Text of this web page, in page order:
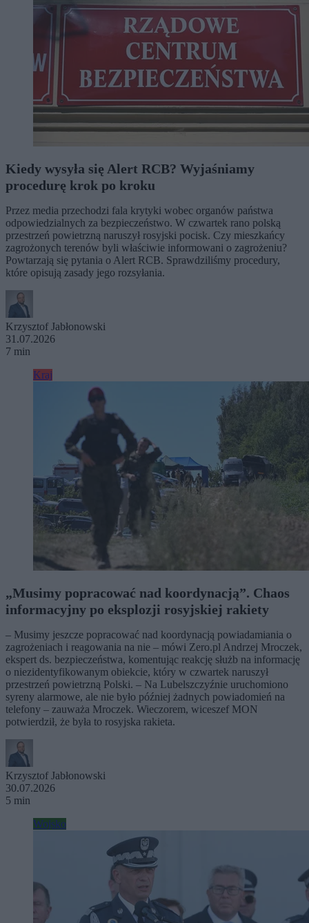
Kiedy wysyła się Alert RCB? Wyjaśniamy
procedurę krok po kroku
Przez media przechodzi fala krytyki wobec organów państwa
odpowiedzialnych za bezpieczeństwo. W czwartek rano polską
przestrzeń powietrzną naruszył rosyjski pocisk. Czy mieszkańcy
zagrożonych terenów byli właściwie informowani o zagrożeniu?
Powtarzają się pytania o Alert RCB. Sprawdziliśmy procedury,
które opisują zasady jego rozsyłania.
Krzysztof Jabłonowski
31.07.2026
7 min
Kraj
„Musimy popracować nad koordynacją”. Chaos
informacyjny po eksplozji rosyjskiej rakiety
– Musimy jeszcze popracować nad koordynacją powiadamiania o
zagrożeniach i reagowania na nie – mówi Zero.pl Andrzej Mroczek,
ekspert ds. bezpieczeństwa, komentując reakcję służb na informację
o niezidentyfikowanym obiekcie, który w czwartek naruszył
przestrzeń powietrzną Polski. – Na Lubelszczyźnie uruchomiono
syreny alarmowe, ale nie było później żadnych powiadomień na
telefony – zauważa Mroczek. Wieczorem, wiceszef MON
potwierdził, że była to rosyjska rakieta.
Krzysztof Jabłonowski
30.07.2026
5 min
Wojsko